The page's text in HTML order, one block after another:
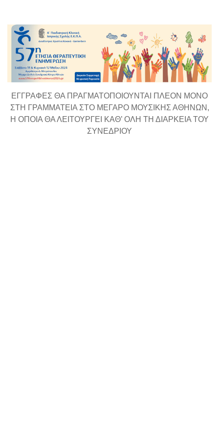
ΕΓΓΡΑΦΕΣ ΘΑ ΠΡΑΓΜΑΤΟΠΟΙΟΥΝΤΑΙ ΠΛΕΟΝ ΜΟΝΟ
ΣΤΗ ΓΡΑΜΜΑΤΕΙΑ ΣΤΟ ΜΕΓΑΡΟ ΜΟΥΣΙΚΗΣ ΑΘΗΝΩΝ,
Η ΟΠΟΙΑ ΘΑ ΛΕΙΤΟΥΡΓΕΙ ΚΑΘ’ ΟΛΗ ΤΗ ΔΙΑΡΚΕΙΑ ΤΟΥ
ΣΥΝΕΔΡΙΟΥ